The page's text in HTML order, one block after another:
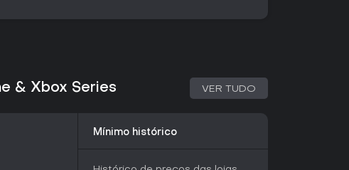
que permite um impulso rápido para frente e pode
inéditas. Essas áreas se integram
incentivando runs de conclusão total com a
do jogador, a frequência de checkpoints em
& Xbox Series VER TUDO
Mínimo histórico